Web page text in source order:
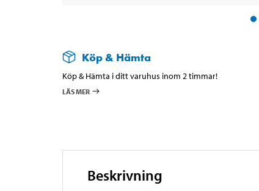
Köp & Hämta
Köp & Hämta i ditt varuhus inom 2 timmar!
LÄS MER
Beskrivning